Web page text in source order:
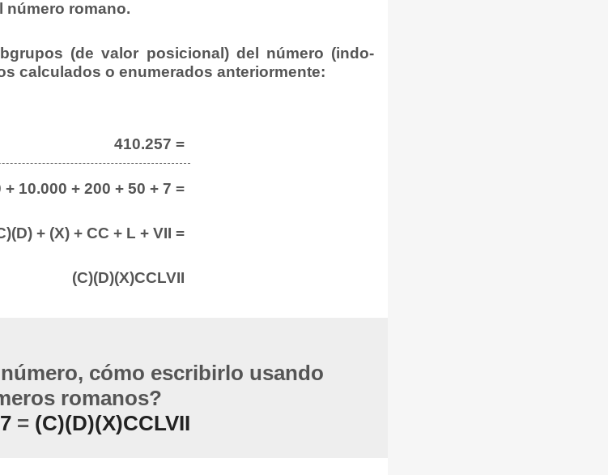
romano.
(de valor posicional) del número (indo-
calculados o enumerados anteriormente:
410.257 =
+ 10.000 + 200 + 50 + 7 =
+ (X) + CC + L + VII =
(C)(D)(X)CCLVII
cómo escribirlo usando
romanos?
= (C)(D)(X)CCLVII